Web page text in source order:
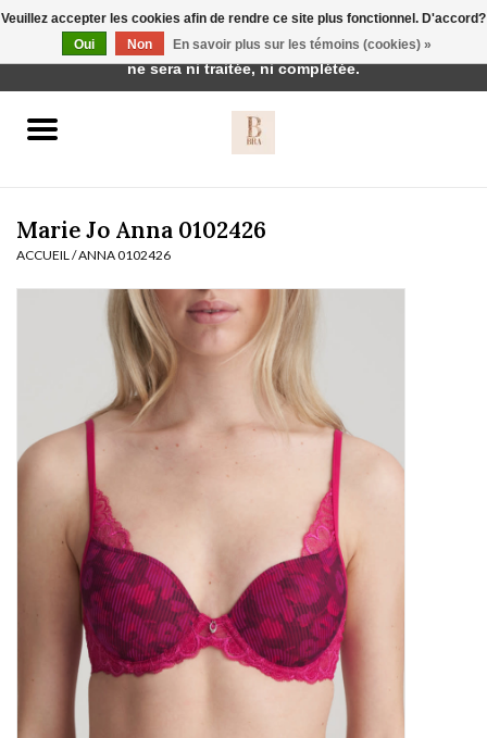
vêtements de nuit
Homewear
Lingerie-accessoires
Cartes-cadeaux
Marie Jo Anna 0102426
ACCUEIL /ANNA 0102426
Veuillez accepter les cookies afin de rendre ce site plus fonctionnel. D'accord?
Oui
Non En savoir plus sur les témoins (cookies) »
Cette boutique est en construction. Toute commande passée
ne sera ni traitée, ni complétée.